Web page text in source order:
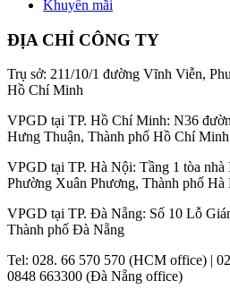
Khuyến mãi
ĐỊA CHỈ CÔNG TY
Trụ sở: 211/10/1 đường Vĩnh Viễn,
Hồ Chí Minh
VPGD tại TP. Hồ Chí Minh: N36
Hưng Thuận, Thành phố Hồ Chí Minh
VPGD tại TP. Hà Nội: Tầng 1 tòa
Phường Xuân Phương, Thành phố Hà
VPGD tại TP. Đà Nẵng: Số 10 Lỗ
Thành phố Đà Nẵng
Tel: 028. 66 570 570 (HCM office) |
0848 663300 (Đà Nẵng office)